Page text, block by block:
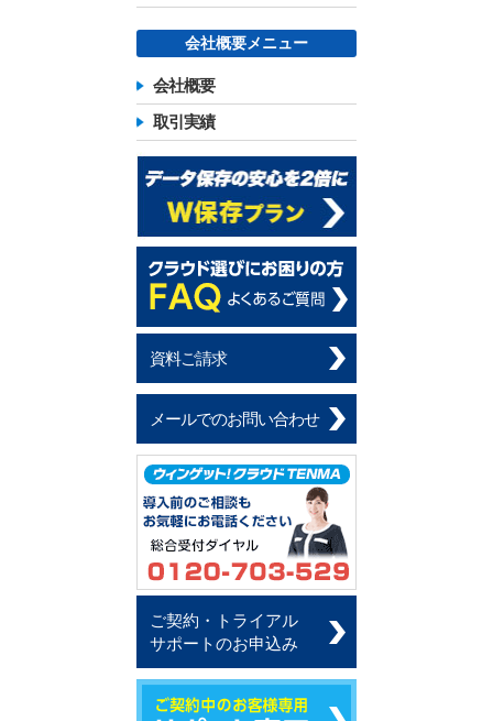
会社概要メニュー
会社概要
取引実績
資料ご請求
メールでのお問い合わせ
ご契約・トライアル
サポートのお申込み